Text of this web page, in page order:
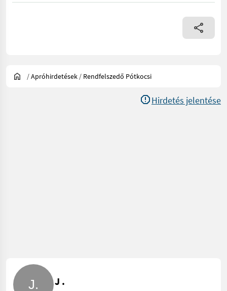
/Apróhirdetések / Rendfelszedő Pótkocsi
Hirdetés jelentése
J .